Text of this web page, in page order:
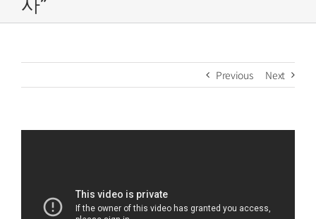
Previous Next